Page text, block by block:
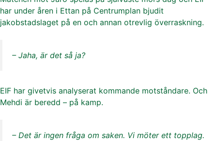
har under åren i Ettan på Centrumplan bjudit
jakobstadslaget på en och annan otrevlig överraskning.
– Jaha, är det så ja?
EIF har givetvis analyserat kommande motståndare. Och
Mehdi är beredd – på kamp.
– Det är ingen fråga om saken. Vi möter ett topplag.